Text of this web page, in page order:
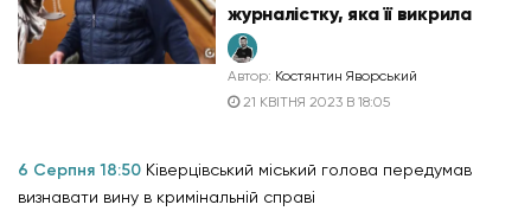
журналістку, яка її викрила
Автор: Костянтин Яворський
21 КВІТНЯ 2023 В 18:05
6 Серпня 18:50 Ківерцівський міський голова передумав
визнавати вину в кримінальній справі